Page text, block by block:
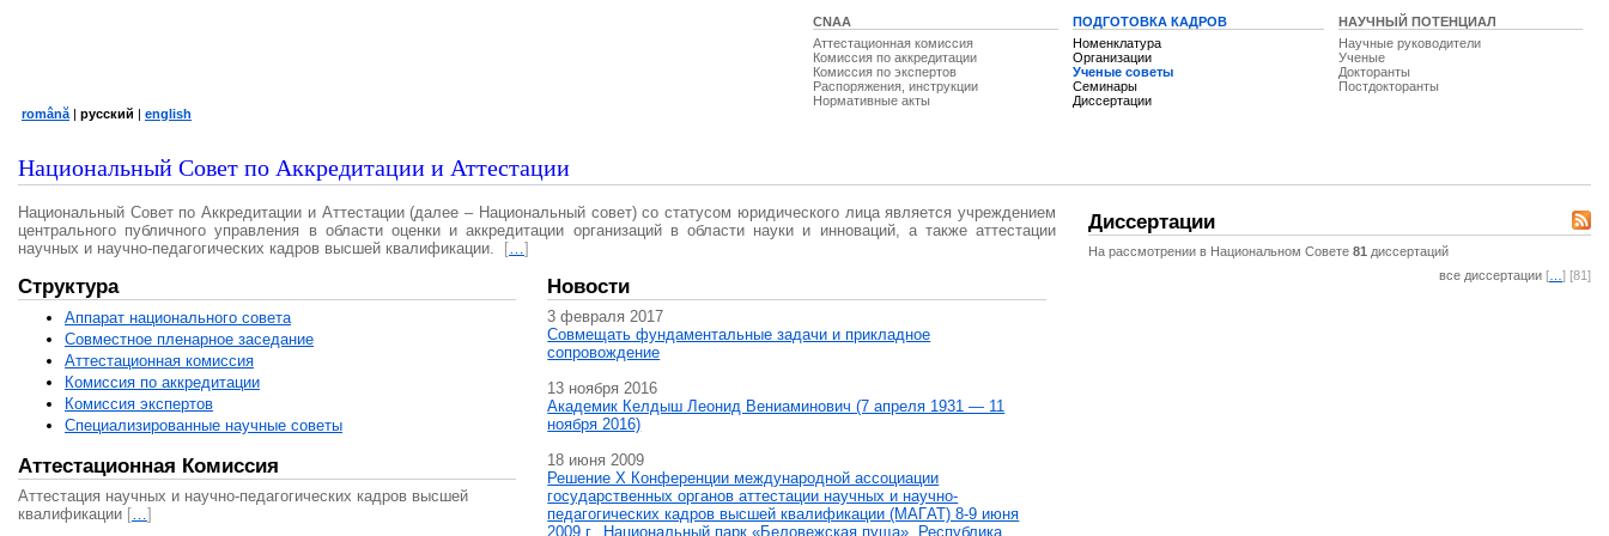
CNAA
Аттестационная комиссия
Комиссия по аккредитации
Комиссия по экспертов
Распоряжения, инструкции
Нормативные акты
ПОДГОТОВКА КАДРОВ
Номенклатура
Организации
Ученые советы
Семинары
Диссертации
НАУЧНЫЙ ПОТЕНЦИАЛ
Научные руководители
Ученые
Докторанты
Постдокторанты
română | русский | english
Национальный Совет по Аккредитации и Аттестации
Национальный Совет по Аккредитации и Аттестации (далее – Национальный совет) со статусом юридического лица является учреждением
центрального публичного управления в области оценки и аккредитации организаций в области науки и инноваций, а также аттестации
научных и научно-педагогических кадров высшей квалификации.
[…]
Структура
Аппарат национального совета
Совместное пленарное заседание
Аттестационная комисcия
Комиссия по аккредитации
Комиссия экспертов
Специализированные научные советы
Аттестационная Комиссия
Аттестация научных и научно-педагогических кадров высшей
квалификации […]
Новости
3 февраля 2017
Совмещать фундаментальные задачи и прикладное
сопровождение
13 ноября 2016
Академик Келдыш Леонид Вениаминович (7 апреля 1931 — 11
ноября 2016)
18 июня 2009
Решение X Конференции международной ассоциации
государственных органов аттестации научных и научно-
педагогических кадров высшей квалификации (МАГAT) 8-9 июня
2009 г., Национальный парк «Беловежская пуща», Республика
Диссертации
На рассмотрении в Национальном Совете 81 диссертаций
все диссертации [ ] [81]